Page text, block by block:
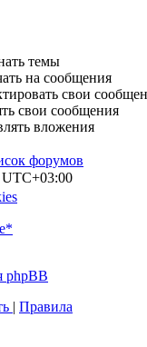
темы
на сообщения
свои
свои сообщения
вложения
форумов
UTC+03:00
phpBB
| Правила